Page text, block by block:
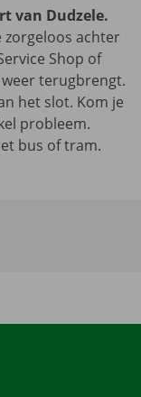
van Dudzele.
zorgeloos achter
Shop of
terugbrengt.
het slot. Kom je
probleem.
bus of tram.